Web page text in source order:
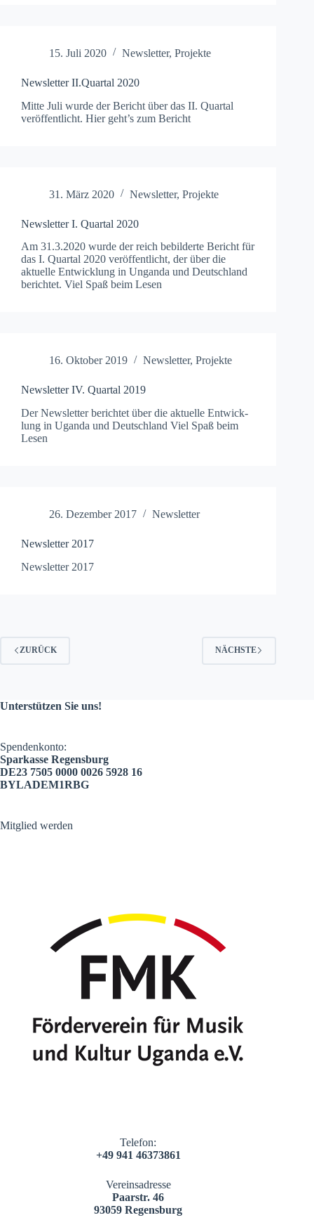
15. Juli 2020 Newsletter, Projekte
Newsletter II.Quartal 2020
Mitte Juli wurde der Bericht über das II. Quar­tal
veröf­fentlicht. Hier geht’s zum Bericht
31. März 2020 Newsletter, Projekte
Newsletter I. Quartal 2020
Am 31.3.2020 wurde der reich bebilderte Bericht für
das I. Quar­tal 2020 veröf­fentlicht, der über die
aktuelle Entwick­lung in Ungan­da und Deutsch­land
berichtet. Viel Spaß beim Lesen
16. Oktober 2019 Newsletter, Projekte
Newsletter IV. Quartal 2019
Der Newslet­ter berichtet über die aktuelle Entwick­
lung in Ugan­da und Deutsch­land Viel Spaß beim
Lesen
26. Dezember 2017 Newsletter
Newsletter 2017
Newslet­ter 2017
ZURÜCK NÄCHSTE
Unterstützen Sie uns!
Spendenkonto:
Sparkasse Regensburg
DE23 7505 0000 0026 5928 16
BYLADEM1RBG
Mitglied werden
Telefon:
+49 941 46373861
Vereinsadresse
Paarstr. 46
93059 Regensburg